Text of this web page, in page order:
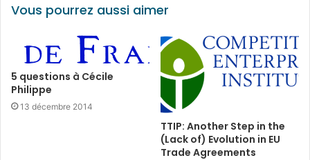
Vous pourrez aussi aimer
5 questions à Cécile
Philippe
13 décembre 2014
TTIP: Another Step in the
(Lack of) Evolution in EU
Trade Agreements